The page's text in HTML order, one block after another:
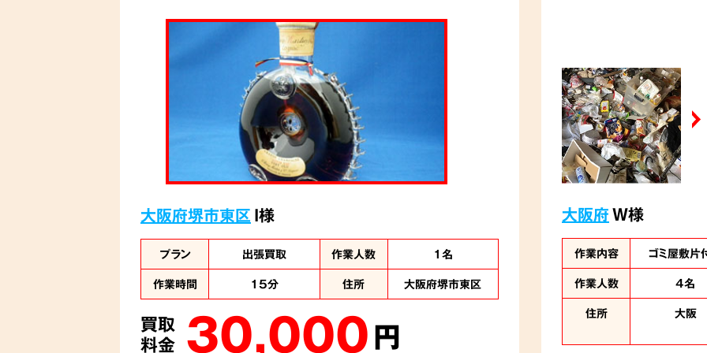
大阪府堺市東区 I様
プラン 出張買取 作業人数
1名
作業時間
15分 住所 大阪府堺市東区
買取
料金 30,000円
大阪府W様
作業内容
ゴミ屋敷片
作業人数
4名
住所
大阪